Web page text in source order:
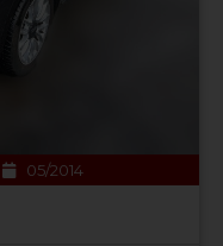
05/2014